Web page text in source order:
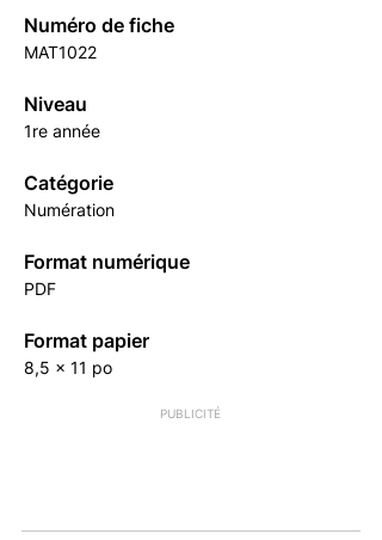
Numéro de fiche
MAT1022
Niveau
1re année
Catégorie
Numération
Format numérique
PDF
Format papier
8,5 x 11 po
PUBLICITÉ